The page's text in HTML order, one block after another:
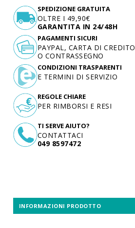
SPEDIZIONE GRATUITA
OLTRE I 49,90€
GARANTITA IN 24/48H
TI SERVE AIUTO?
CONTATTACI
049 8597472
PAGAMENTI SICURI
PAYPAL, CARTA DI CREDITO
O CONTRASSEGNO
CONDIZIONI TRASPARENTI
E TERMINI DI SERVIZIO
REGOLE CHIARE
PER RIMBORSI E RESI
INFORMAZIONI PRODOTTO